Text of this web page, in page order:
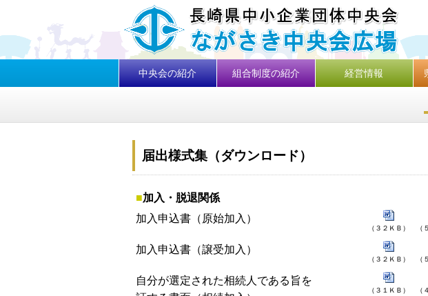
中央会の紹介 組合制度の紹介 経営情報
届出様式集（ダウンロード）
■加入・脱退関係
加入申込書（原始加入）
（３２ＫＢ） （
加入申込書（譲受加入）
（３２ＫＢ） （
自分が選定された相続人である旨を
（３１ＫＢ） （